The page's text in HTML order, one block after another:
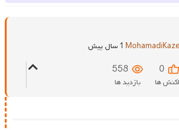
1 سال پیش
0
ها
558
بازدید ها